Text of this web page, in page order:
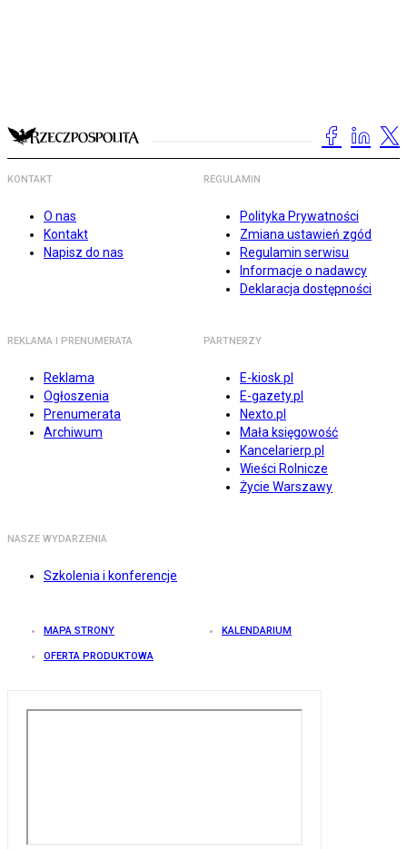
KONTAKT
O nas
Kontakt
Napisz do nas
REGULAMIN
Polityka Prywatności
Zmiana ustawień zgód
Regulamin serwisu
Informacje o nadawcy
Deklaracja dostępności
REKLAMA I PRENUMERATA
Reklama
Ogłoszenia
Prenumerata
Archiwum
PARTNERZY
E-kiosk.pl
E-gazety.pl
Nexto.pl
Mała księgowość
Kancelarierp.pl
Wieści Rolnicze
Życie Warszawy
NASZE WYDARZENIA
Szkolenia i konferencje
MAPA STRONY KALENDARIUM
OFERTA PRODUKTOWA